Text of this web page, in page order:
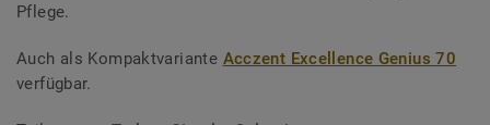
Pflege.
Auch als Kompaktvariante Acczent Excellence Genius 70
verfügbar.